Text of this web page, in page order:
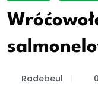
Radebeul